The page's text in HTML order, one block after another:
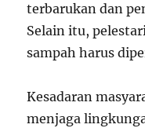
terbarukan dan
Selain itu,
sampah harus
Kesadaran
menjaga